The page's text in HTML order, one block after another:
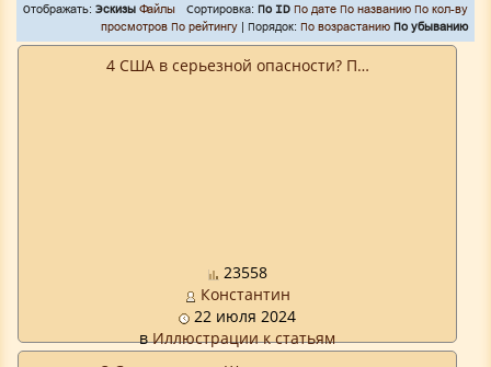
Отображать: Эскизы Файлы Сортировка: По ID По дате По названию По кол-ву
просмотров По рейтингу | Порядок: По возрастанию По убыванию
4 США в серьезной опасности? П…
23558
Константин
22 июля 2024
вИллюстрации к статьям